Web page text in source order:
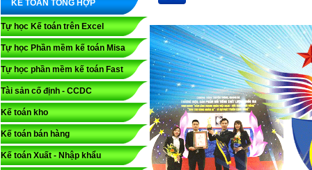
KẾ TOÁN TỔNG HỢP
Tự học Kế toán trên Excel
Tự học Phần mềm kế toán Misa
Tự học phần mềm kế toán Fast
Tài sản cố định - CCDC
Kế toán kho
Kế toán bán hàng
Kế toán Xuất - Nhập khẩu